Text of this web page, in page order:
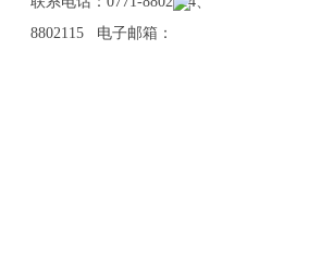
8802115 电子邮箱：